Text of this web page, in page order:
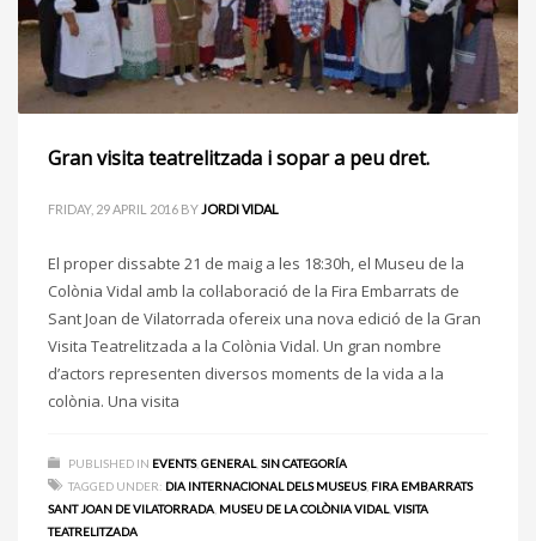
Gran visita teatrelitzada i sopar a peu dret.
FRIDAY, 29 APRIL 2016 BYJORDI VIDAL
El proper dissabte 21 de maig a les 18:30h, el Museu de la
Colònia Vidal amb la col·laboració de la Fira Embarrats de
Sant Joan de Vilatorrada ofereix una nova edició de la Gran
Visita Teatrelitzada a la Colònia Vidal. Un gran nombre
d’actors representen diversos moments de la vida a la
colònia. Una visita
PUBLISHED IN EVENTS, GENERAL, SIN CATEGORÍA
TAGGED UNDER: DIA INTERNACIONAL DELS MUSEUS, FIRA EMBARRATS
SANT JOAN DE VILATORRADA MUSEU DE LA COLÒNIA VIDAL, VISITA
TEATRELITZADA